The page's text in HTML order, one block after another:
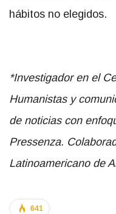
hábitos no elegidos.
*Investigador en el
Humanistas y
de noticias con
Pressenza.
Latinoamericano de
641